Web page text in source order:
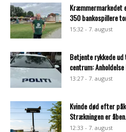
Kræmmermarkedet
350 bankospillere
15:32 - 7. august
Betjente rykkede
centrum: Anholdelse
13:27 - 7. august
Kvinde død efter
Strækningen er
12:33 - 7. august